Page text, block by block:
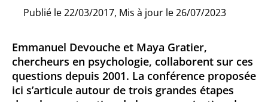
Publié le 22/03/2017, Mis à jour le 26/07/2023
Emmanuel Devouche et Maya Gratier,
chercheurs en psychologie, collaborent sur ces
questions depuis 2001. La conférence proposée
ici s’articule autour de trois grandes étapes